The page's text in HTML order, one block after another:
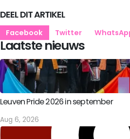
DEEL DIT ARTIKEL
Facebook Twitter
Laatste nieuws
Leuven Pride 2026 in september
Aug 6, 2026